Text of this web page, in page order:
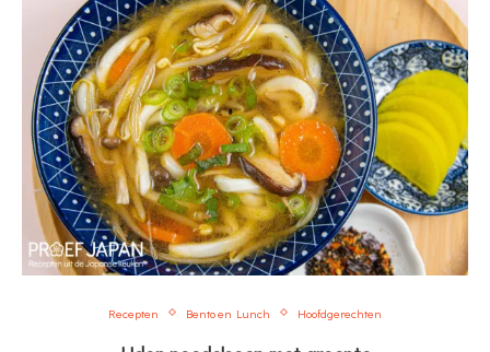
Recepten Bento en Lunch Hoofdgerechten